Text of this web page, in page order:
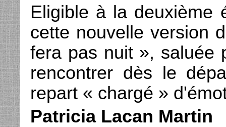
Eligible à la deuxième
cette nouvelle version
fera pas nuit », saluée
rencontrer dès le
repart « chargé »
Patricia Lacan Martin